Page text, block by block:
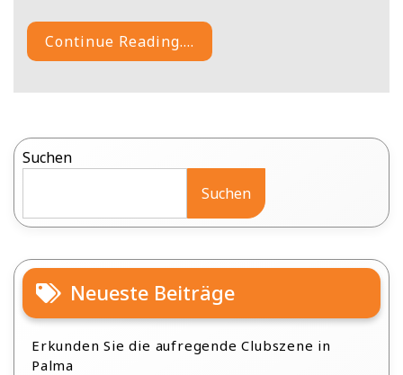
Continue Reading....
Suchen
Suchen
Neueste Beiträge
Erkunden Sie die aufregende Clubszene in
Palma